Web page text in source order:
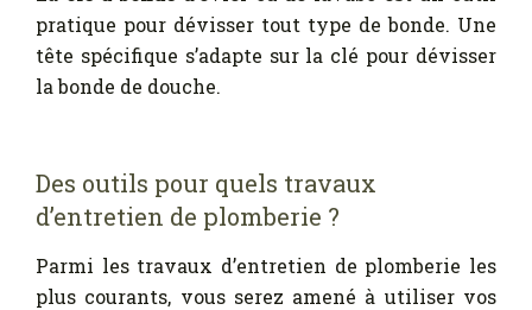
pratique pour dévisser tout type de bonde. Une
tête spécifique s’adapte sur la clé pour dévisser
la bonde de douche.
Des outils pour quels travaux
d’entretien de plomberie ?
Parmi les travaux d’entretien de plomberie les
plus courants, vous serez amené à utiliser vos